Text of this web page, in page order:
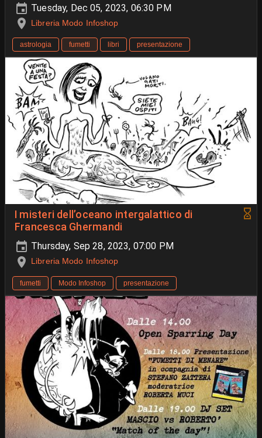
Tuesday, Dec 05, 2023, 06:30 PM
Libreria Modo Infoshop
astrologia fumetti libri presentazione
I misteri dell’oceano intergalattico di
Francesca Ghermandi
Thursday, Sep 28, 2023, 07:00 PM
Libreria Modo Infoshop
fumetti Modo Infoshop presentazione